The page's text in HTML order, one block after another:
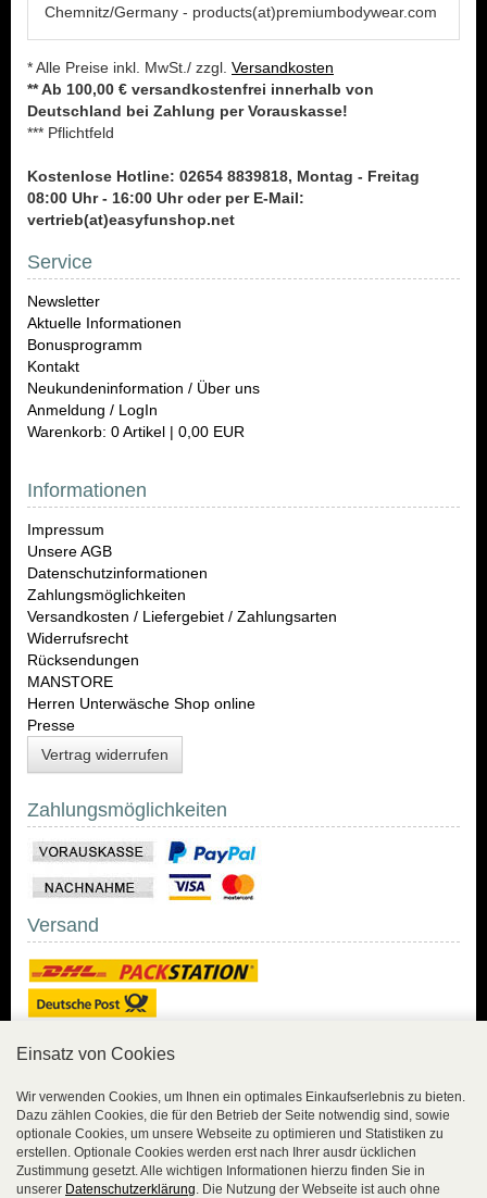
Chemnitz/Germany - products(at)premiumbodywear.com
* Alle Preise inkl. MwSt./ zzgl. Versandkosten
** Ab 100,00 € versandkostenfrei innerhalb von
Deutschland bei Zahlung per Vorauskasse!
*** Pflichtfeld
Kostenlose Hotline: 02654 8839818, Montag - Freitag
08:00 Uhr - 16:00 Uhr oder per E-Mail:
vertrieb(at)easyfunshop.net
Service
Newsletter
Aktuelle Informationen
Bonusprogramm
Kontakt
Neukundeninformation / Über uns
Anmeldung / LogIn
Warenkorb: 0 Artikel | 0,00 EUR
Informationen
Impressum
Unsere AGB
Datenschutzinformationen
Zahlungsmöglichkeiten
Versandkosten / Liefergebiet / Zahlungsarten
Widerrufsrecht
Rücksendungen
MANSTORE
Herren Unterwäsche Shop online
Presse
Vertrag widerrufen
Zahlungsmöglichkeiten
Versand
Sicher Einkaufen mit
Trusted Shops und
Geld-zurück-Garantie.
Einsatz von Cookies
Wir verwenden Cookies, um Ihnen ein optimales Einkaufserlebnis zu bieten.
Dazu zählen Cookies, die für den Betrieb der Seite notwendig sind, sowie
optionale Cookies, um unsere Webseite zu optimieren und Statistiken zu
erstellen. Optionale Cookies werden erst nach Ihrer ausdr ücklichen
Zustimmung gesetzt. Alle wichtigen Informationen hierzu finden Sie in
unserer Datenschutzerklärung. Die Nutzung der Webseite ist auch ohne